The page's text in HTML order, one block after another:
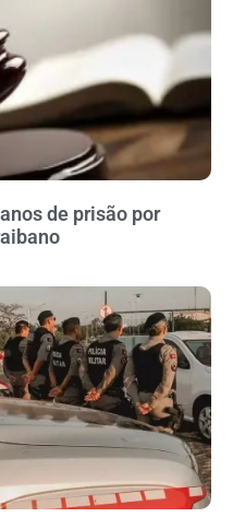
de prisão por